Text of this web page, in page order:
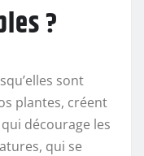
?
sont
plantes, créent
qui décourage les
qui se